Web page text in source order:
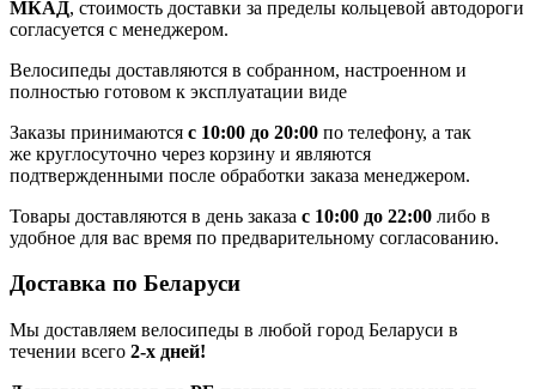
МКАД, стоимость доставки за пределы кольцевой автодороги
согласуется с менеджером.
Велосипеды доставляются в собранном, настроенном и
полностью готовом к эксплуатации виде
Заказы принимаются с 10:00 до 20:00 по телефону, а так
же круглосуточно через корзину и являются
подтвержденными после обработки заказа менеджером.
Товары доставляются в день заказа с 10:00 до 22:00 либо в
удобное для вас время по предварительному согласованию.
Доставка по Беларуси
Мы доставляем велосипеды в любой город Беларуси в
течении всего 2-х дней!